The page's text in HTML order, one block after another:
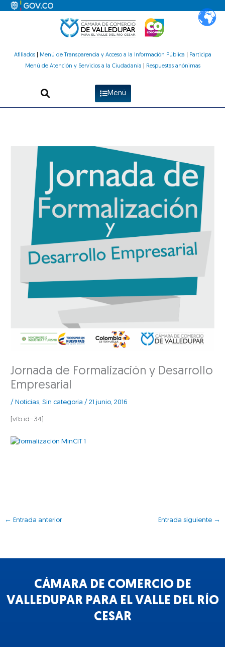
Afiliados| Menú de Transparencia y Acceso a la Información Pública
Participa
Menú de Atención y Servicios a la Ciudadanía
Respuestas anónimas
Menú
Jornada de Formalización y Desarrollo
Empresarial
/ Noticias,Sin categoría /21 junio, 2016
[vfb id=34]
← Entrada anterior Entrada siguiente →
CÁMARA DE COMERCIO DE
VALLEDUPAR PARA EL VALLE DEL RÍO
CESAR